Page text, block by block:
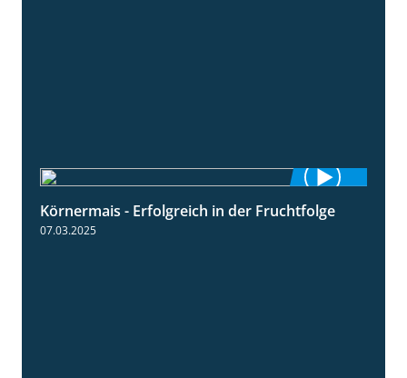
2:31
Körnermais - Erfolgreich in der Fruchtfolge
07.03.2025